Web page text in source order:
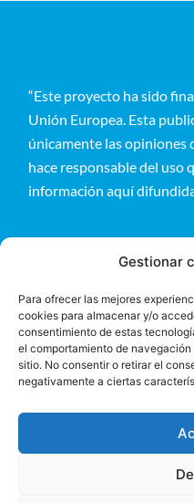
Gestionar
Para ofrecer las mejores
cookies para almacenar y/o
consentimiento de estas
el comportamiento de
sitio. No consentir o retirar el
negativamente a ciertas
“Este proyecto ha sido
Unión Europea. Esta
únicamente las opiniones
hace responsable del uso
información aquí
Entérate